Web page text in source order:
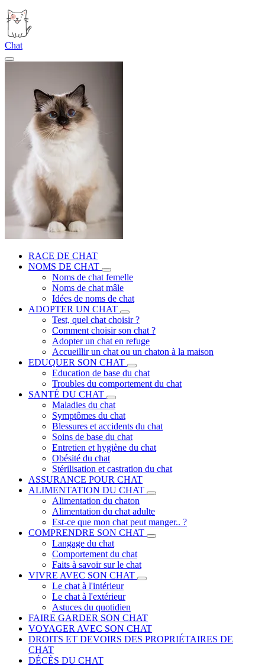
Chat
RACE DE CHAT
NOMS DE CHAT
Noms de chat femelle
Noms de chat mâle
Idées de noms de chat
ADOPTER UN CHAT
Test, quel chat choisir ?
Comment choisir son chat ?
Adopter un chat en refuge
Accueillir un chat ou un chaton à la maison
EDUQUER SON CHAT
Education de base du chat
Troubles du comportement du chat
SANTÉ DU CHAT
Maladies du chat
Symptômes du chat
Blessures et accidents du chat
Soins de base du chat
Entretien et hygiène du chat
Obésité du chat
Stérilisation et castration du chat
ASSURANCE POUR CHAT
ALIMENTATION DU CHAT
Alimentation du chaton
Alimentation du chat adulte
Est-ce que mon chat peut manger.. ?
COMPRENDRE SON CHAT
Langage du chat
Comportement du chat
Faits à savoir sur le chat
VIVRE AVEC SON CHAT
Le chat à l'intérieur
Le chat à l'extérieur
Astuces du quotidien
FAIRE GARDER SON CHAT
VOYAGER AVEC SON CHAT
DROITS ET DEVOIRS DES PROPRIÉTAIRES DE
CHAT
DÉCÈS DU CHAT